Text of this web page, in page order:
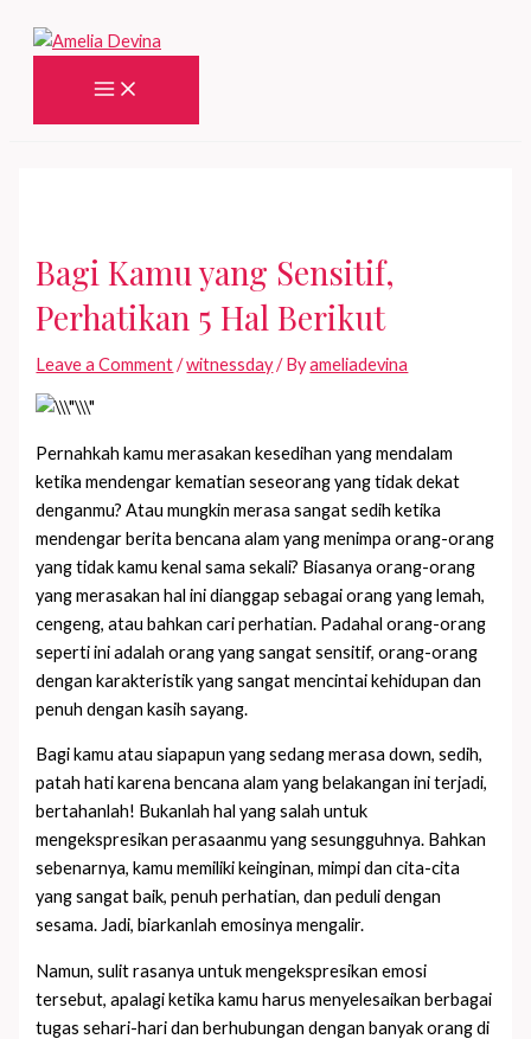
Main
Menu
Bagi Kamu yang Sensitif,
Perhatikan 5 Hal Berikut
Leave a Comment /witnessday/ Byameliadevina
Pernahkah kamu merasakan kesedihan yang mendalam
ketika mendengar kematian seseorang yang tidak dekat
denganmu? Atau mungkin merasa sangat sedih ketika
mendengar berita bencana alam yang menimpa orang-orang
yang tidak kamu kenal sama sekali? Biasanya orang-orang
yang merasakan hal ini dianggap sebagai orang yang lemah,
cengeng, atau bahkan cari perhatian. Padahal orang-orang
seperti ini adalah orang yang sangat sensitif, orang-orang
dengan karakteristik yang sangat mencintai kehidupan dan
penuh dengan kasih sayang.
Bagi kamu atau siapapun yang sedang merasa down, sedih,
patah hati karena bencana alam yang belakangan ini terjadi,
bertahanlah! Bukanlah hal yang salah untuk
mengekspresikan perasaanmu yang sesungguhnya. Bahkan
sebenarnya, kamu memiliki keinginan, mimpi dan cita-cita
yang sangat baik, penuh perhatian, dan peduli dengan
sesama. Jadi, biarkanlah emosinya mengalir.
Namun, sulit rasanya untuk mengekspresikan emosi
tersebut, apalagi ketika kamu harus menyelesaikan berbagai
tugas sehari-hari dan berhubungan dengan banyak orang di